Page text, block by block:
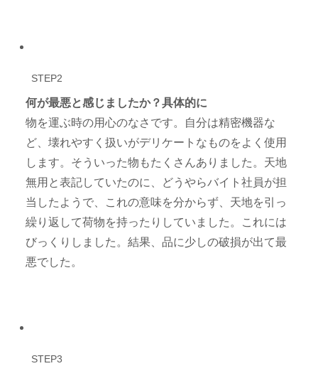
STEP2
何が最悪と感じましたか？具体的に
物を運ぶ時の用心のなさです。自分は精密機器な
ど、壊れやすく扱いがデリケートなものをよく使用
します。そういった物もたくさんありました。天地
無用と表記していたのに、どうやらバイト社員が担
当したようで、これの意味を分からず、天地を引っ
繰り返して荷物を持ったりしていました。これには
びっくりしました。結果、品に少しの破損が出て最
悪でした。
STEP3